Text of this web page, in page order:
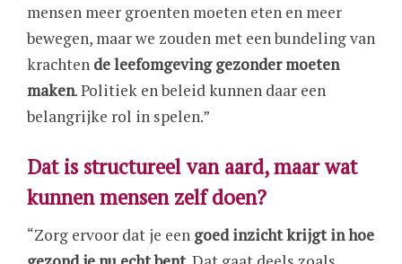
mensen meer groenten moeten eten en meer
bewegen, maar we zouden met een bundeling van
krachten de leefomgeving gezonder moeten
maken. Politiek en beleid kunnen daar een
belangrijke rol in spelen.”
Dat is structureel van aard, maar wat
kunnen mensen zelf doen?
“Zorg ervoor dat je een goed inzicht krijgt in hoe